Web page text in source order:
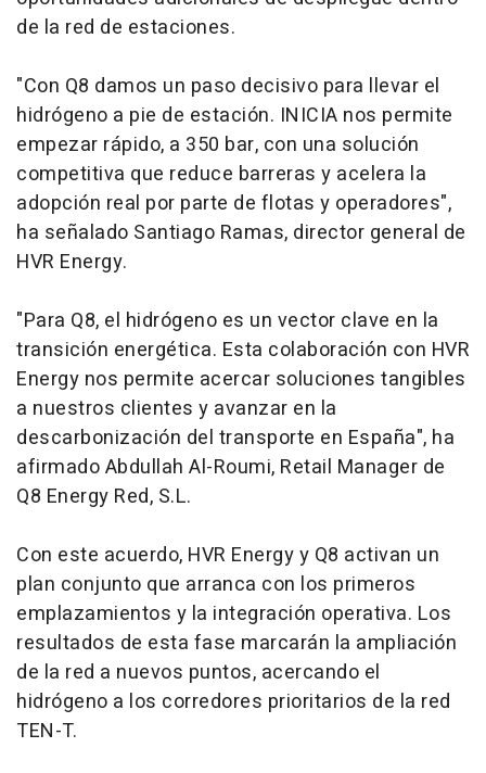
de la red de estaciones.
"Con Q8 damos un paso decisivo para llevar el
hidrógeno a pie de estación. INICIA nos permite
empezar rápido, a 350 bar, con una solución
competitiva que reduce barreras y acelera la
adopción real por parte de flotas y operadores",
ha señalado Santiago Ramas, director general de
HVR Energy.
"Para Q8, el hidrógeno es un vector clave en la
transición energética. Esta colaboración con HVR
Energy nos permite acercar soluciones tangibles
a nuestros clientes y avanzar en la
descarbonización del transporte en España", ha
afirmado Abdullah Al-Roumi, Retail Manager de
Q8 Energy Red, S.L.
Con este acuerdo, HVR Energy y Q8 activan un
plan conjunto que arranca con los primeros
emplazamientos y la integración operativa. Los
resultados de esta fase marcarán la ampliación
de la red a nuevos puntos, acercando el
hidrógeno a los corredores prioritarios de la red
TEN-T.